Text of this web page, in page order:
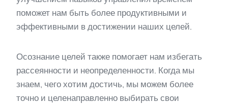
поможет нам быть более продуктивными и
эффективными в достижении наших целей.
Осознание целей также помогает нам избегать
рассеянности и неопределенности. Когда мы
знаем, чего хотим достичь, мы можем более
точно и целенаправленно выбирать свои